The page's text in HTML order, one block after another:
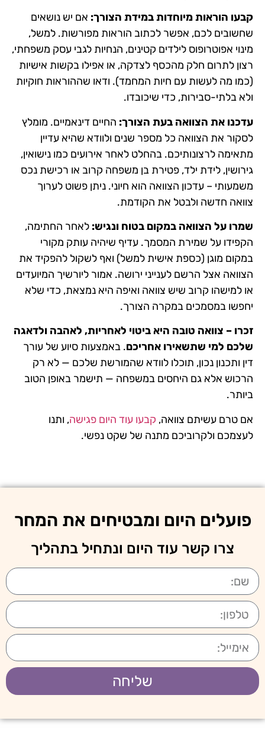
קבעו הוראות מיוחדות במידת הצורך: אם יש נושאים
שחשובים לכם, אפשר לכתוב הוראות מפורשות. למשל,
מינוי אפוטרופוס לילדים קטינים, הנחיות לגבי עסק משפחתי,
רצון לתרום חלק מהכסף לצדקה, או אפילו בקשות אישיות
(כמו מה לעשות עם חיות המחמד). ודאו שההוראות חוקיות
ולא בלתי-סבירות, כדי שיכובדו.
עדכנו את הצוואה בעת הצורך: החיים דינאמיים. מומלץ
לסקור את הצוואה כל מספר שנים ולוודא שהיא עדיין
מתאימה לרצונותיכם. בהחלט לאחר אירועים כמו נישואין,
גירושין, לידת ילד, פטירת בן משפחה קרוב או רכישת נכס
משמעותי – עדכון הצוואה הוא חיוני. ניתן פשוט לערוך
צוואה חדשה ולבטל את הקודמת.
שמרו על הצוואה במקום בטוח ונגיש: לאחר החתימה,
הקפידו על שמירת המסמך. עדיף שיהיה עותק מקורי
במקום מוגן (כספת אישית למשל) ואף לשקול להפקיד את
הצוואה אצל הרשם לענייני ירושה. אמור ליורשיך המיועדים
או למישהו קרוב שיש צוואה ואיפה היא נמצאת, כדי שלא
יחפשו במסמכים במקרה הצורך.
זכרו – צוואה טובה היא ביטוי לאחריות, לאהבה ולדאגה
שלכם למי שתשאירו אחריכם. באמצעות סיוע של עורך
דין ותכנון נכון, תוכלו לוודא שהמורשת שלכם — לא רק
הרכוש אלא גם היחסים במשפחה — תישמר באופן הטוב
ביותר.
אם טרם עשיתם צוואה, קבעו עוד היום פגישה, ותנו
לעצמכם ולקרוביכם מתנה של שקט נפשי.
פועלים היום ומבטיחים את המחר
צרו קשר עוד היום ונתחיל בתהליך
שליחה